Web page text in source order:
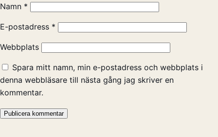
Namn *
E-postadress *
Webbplats
Spara mitt namn, min e-postadress och webbplats i
denna webbläsare till nästa gång jag skriver en
kommentar.